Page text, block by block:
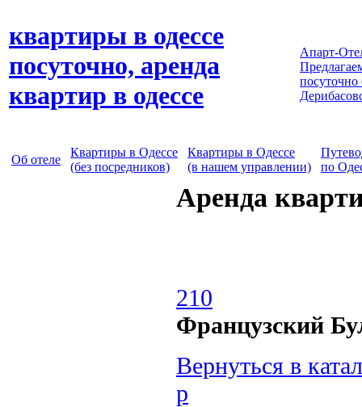
квартиры в одессе
посуточно, аренда
квартир в одессе
Апарт-
посуточно
Об отеле
Квартиры в Одессе
(без посредников)
Квартиры в Одессе
(в нашем управлении)
по
Аренда
210
Французский
Вернуться в
p